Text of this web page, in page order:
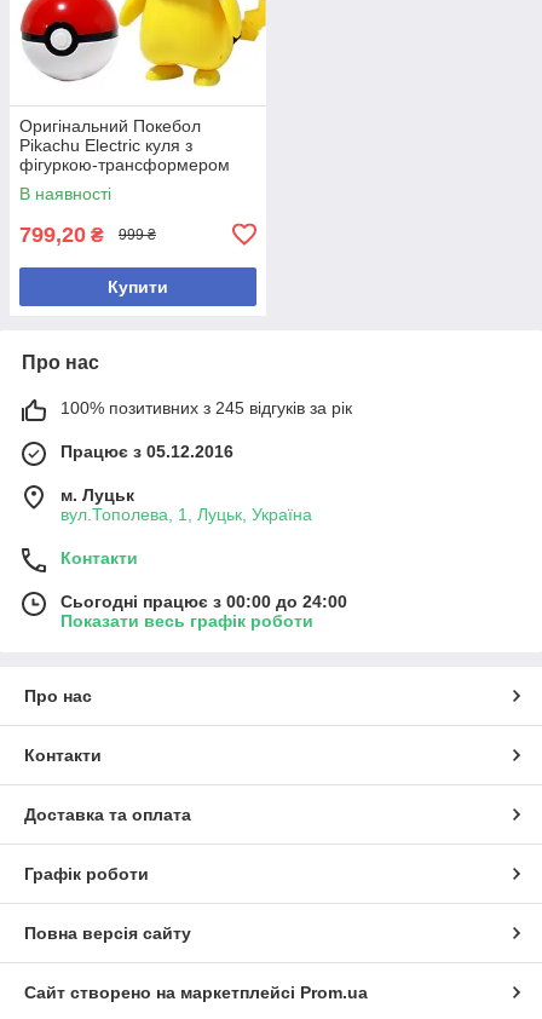
Оригінальний Покебол
Pikachu Electric куля з
фігуркою-трансформером
Покемон Пікачу
В наявності
799,20 ₴ 999 ₴
Купити
Про нас
100% позитивних з 245 відгуків за рік
Працює з 05.12.2016
м. Луцьк
вул.Тополева, 1, Луцьк, Україна
Контакти
Сьогодні працює з 00:00 до 24:00
Показати весь графік роботи
Про нас
Контакти
Доставка та оплата
Графік роботи
Повна версія сайту
Сайт створено на маркетплейсі Prom.ua